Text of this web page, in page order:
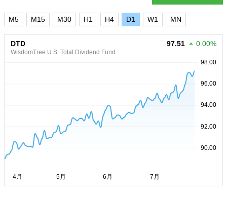
M5 M15 M30 H1 H4 D1 W1 MN
DTD
WisdomTree U.S. Total Dividend Fund
97.51 0.00%